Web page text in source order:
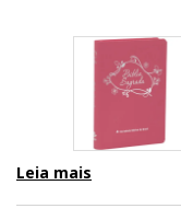
Leia mais